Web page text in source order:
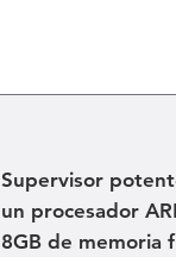
Supervisor
un procesador
8GB de memoria